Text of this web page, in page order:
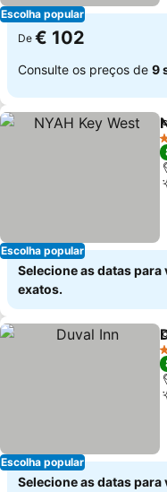
Escolha popular
De € 102
Consulte os preços de 9
Escolha popular
Selecione as datas para
exatos.
Escolha popular
Selecione as datas para